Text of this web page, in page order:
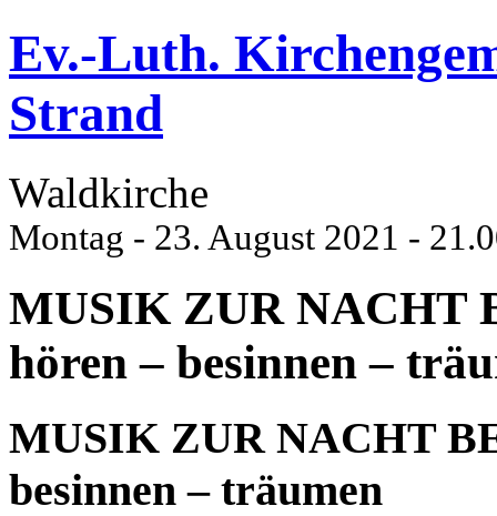
Ev.-Luth.
Strand
Waldkirche
Montag - 23. August 2021 -
MUSIK ZUR NACHT
hören – besinnen –
MUSIK ZUR NACHT
besinnen – träumen